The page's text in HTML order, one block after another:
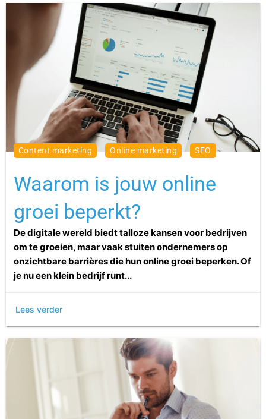
content marketing online marketing SEO
Waarom is jouw online
groei beperkt?
De digitale wereld biedt talloze kansen voor bedrijven
om te groeien, maar vaak stuiten ondernemers op
onzichtbare barrières die hun online groei beperken. Of
je nu een klein bedrijf runt...
Lees verder